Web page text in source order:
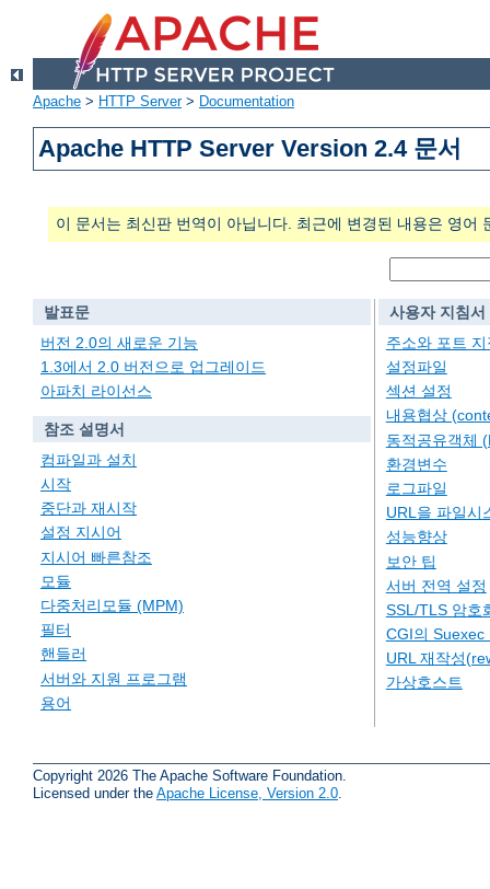
Apache > HTTP Server> Documentation
Apache HTTP Server Version 2.4 문서
이 문서는 최신판 번역이 아닙니다. 최근에 변경된 내용은 영어
발표문
버전 2.0의 새로운 기능
1.3에서 2.0 버전으로 업그레이드
아파치 라이선스
참조 설명서
컴파일과 설치
시작
중단과 재시작
설정 지시어
지시어 빠른참조
모듈
다중처리모듈 (MPM)
필터
핸들러
서버와 지원 프로그램
용어
사용자 지침서
주소와 포트 지
설정파일
섹션 설정
내용협상
동적공유객체
환경변수
로그파일
URL을 파일시
성능향상
보안 팁
서버 전역 설정
SSL/TLS 암호
CGI의 Suexec
URL 재작성
가상호스트
Copyright 2026 The Apache Software Foundation.
Licensed under the Apache License, Version 2.0